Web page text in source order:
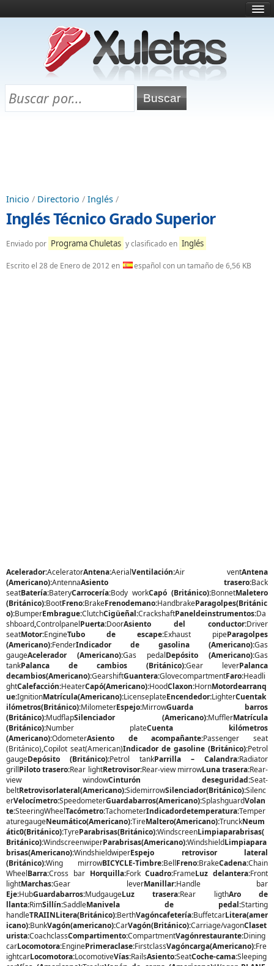
¿Qué es esto?
Directorio
Chuletas para exámenes
Inicio / Directorio / Inglés /
Inglés Técnico Grado Superior
Enviado por Programa Chuletas y clasificado en Inglés
Escrito el 28 de Enero de 2012en español con un tamaño de 6,56 KB
Acelerador:AceleratorAntena:AerialVentilación:Air ventAntena
(Americano):AntennaAsiento trasero:Back
seatBatería:BateryCarrocería:Body workCapó (Británico):BonnetMaletero
(Británico):BootFreno:BrakeFrenodemano:HandbrakeParagolpes(Británic
o):BumperEmbrague:ClutchCigüeñal:CrackshaftPaneldeinstrumentos:Da
shboard,ControlpanelPuerta:DoorAsiento del conductor:Driver
seatMotor:EngineTubo de escape:Exhaust pipeParagolpes
(Americano):FenderIndicador de gasolina (Americano):Gas
gaugeAcelerador (Americano):Gas pedalDepósito (Americano):Gas
tankPalanca de cambios (Británico):Gear leverPalanca
decambios(Americano):GearshiftGuantera:GlovecompartmentFaro:Headli
ghtCalefacción:HeaterCapó(Americano):HoodClaxon:HornMotordearranq
ue:IgnitionMatrícula(Americano):LicenseplateEncendedor:LighterCuentak
ilómetros(Británico):MilometerEspejo:MirrowGuarda barros
(Británico):MudflapSilenciador (Americano):MufflerMatrícula
(Británico):Number plateCuenta kilómetros
(Americano):OdometerAsiento de acompañante:Passenger seat
(Británico),Copilot seat(American)Indicador de gasoline (Británico):Petrol
gaugeDepósito (Británico):Petrol tankParrilla – Calandra:Radiator
grillPiloto trasero:Rear lightRetrovisor:Rear-view mirrowLuna trasera:Rear-
view windowCinturón deseguridad:Seat-
beltRetrovisorlateral(Americano):SidemirrowSilenciador(Británico):Silenc
erVelocímetro:SpeedometerGuardabarros(Americano):SplashguardVolan
te:SteeringWheelTacómetro:TachometerIndicadordetemperatura:Temper
aturegaugeNeumático(Americano):TireMaltero(Americano):TrunckNeum
átic0(Británico):TyreParabrisas(Británico):WindscreenLimpiaparabrisas(
Británico):WindscreenwiperParabrisas(Americano):WindshieldLimpiapara
brisas(Americano):WindshieldwiperEspejo retrovisor lateral
(Británico):Wing mirrowBICYCLE-Timbre:BellFreno:BrakeCadena:Chain
WheelBarra:Cross bar Horquilla:ForkCuadro:FrameLuz delantera:Front
lightMarchas:Gear leverManillar:Handle bar
Eje:HubGuardabarros:MudgaugeLuz trasera:Rear ligthAro de
llanta:RimSillín:SaddleManivela de pedal:Starting
handleTRAIINLitera(Británico):BerthVagóncafetería:BuffetcarLitera(amer
icano):BunkVagón(americano):CarVagón(Británico):Carriage/vagonClaset
urista:CoachclassCompartimento:CompartmentVagónrestaurante:Dining
carLocomotora:EnginePrimeraclase:FirstclassVagóncarga(Americano):Fre
ightcarLocomotora:LocomotiveVías:RailsAsiento:SeatCoche-cama:Sleeping